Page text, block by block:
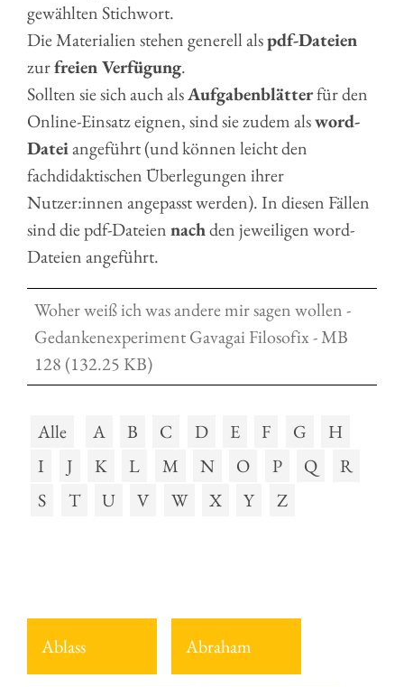
gewählten Stichwort.
Die Materialien stehen generell alspdf-Dateien
zurfreien Verfügung.
Sollten sie sich auch alsAufgabenblätterfür den
Online-Einsatz eignen, sind sie zudem alsword-
Dateiangeführt (und können leicht den
fachdidaktischen Überlegungen ihrer
Nutzer:innen angepasst werden). In diesen Fällen
sind die pdf-Dateiennachden jeweiligen word-
Dateien angeführt.
Woher weiß ich was andere mir sagen wollen -
Gedankenexperiment Gavagai Filosofix - MB
128 (132.25 KB)
Alle A B C D E F G
H
I
J K L M N O P Q
R
S
T U V W X Y Z
Ablass Abraham